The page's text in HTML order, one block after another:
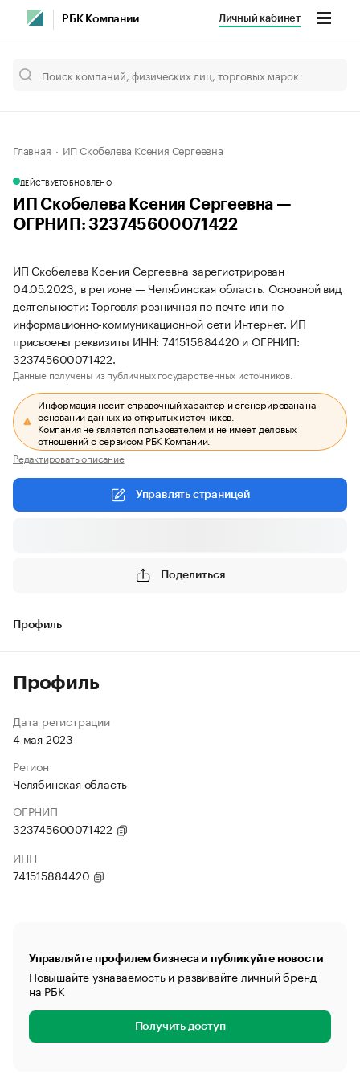
РБК Компании Личный кабинет
Главная ИП Скобелева Ксения Сергеевна
ДЕЙСТВУЕТОБНОВЛЕНО
ИП Скобелева Ксения Сергеевна —
ОГРНИП: 323745600071422
ИП Скобелева Ксения Сергеевна зарегистрирован
04.05.2023, в регионе — Челябинская область. Основной вид
деятельности: Торговля розничная по почте или по
информационно-коммуникационной сети Интернет. ИП
присвоены реквизиты ИНН: 741515884420 и ОГРНИП:
323745600071422.
Данные получены из публичных государственных источников.
Информация носит справочный характер и сгенерирована на
основании данных из открытых источников.
Компания не является пользователем и не имеет деловых
отношений с сервисом РБК Компании.
Редактировать описание
Управлять страницей
Поделиться
Профиль
Профиль
Дата регистрации
4 мая 2023
Регион
Челябинская область
ОГРНИП
323745600071422
ИНН
741515884420
Управляйте профилем бизнеса и публикуйте новости
Повышайте узнаваемость и развивайте личный бренд
на РБК
Получить доступ